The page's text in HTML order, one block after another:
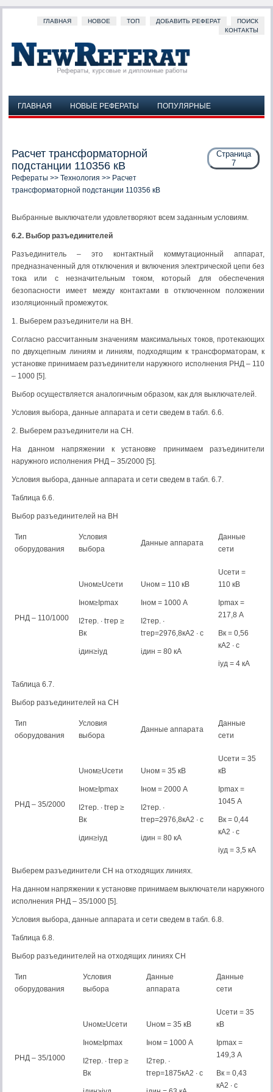
ГЛАВНАЯ НОВОЕ ТОП ДОБАВИТЬ РЕФЕРАТ
ПОИСК
КОНТАКТЫ
ГЛАВНАЯ НОВЫЕ РЕФЕРАТЫ
ПОПУЛЯРНЫЕ
Страница
7
Расчет трансформаторной
подстанции 110356 кВ
Рефераты >> Технология >> Расчет
трансформаторной подстанции 110356 кВ
Выбранные выключатели удовлетворяют всем заданным условиям.
6.2. Выбор разъединителей
Разъединитель – это контактный коммутационный аппарат,
предназначенный для отключения и включения электрической цепи без
тока или с незначительным током, который для обеспечения
безопасности имеет между контактами в отключенном положении
изоляционный промежуток.
1. Выберем разъединители на ВН.
Согласно рассчитанным значениям максимальных токов, протекающих
по двухцепным линиям и линиям, подходящим к трансформаторам, к
установке принимаем разъединители наружного исполнения РНД – 110
– 1000 [5].
Выбор осуществляется аналогичным образом, как для выключателей.
Условия выбора, данные аппарата и сети сведем в табл. 6.6.
2. Выберем разъединители на СН.
На данном напряжении к установке принимаем разъединители
наружного исполнения РНД – 35/2000 [5].
Условия выбора, данные аппарата и сети сведем в табл. 6.7.
Таблица 6.6.
Выбор разъединителей на ВН
Тип
оборудования
Условия
выбора
Данные аппарата
Данные
сети
РНД – 110/1000
Uном≥Uсети
Iном≥Iрmax
I2тер. ∙ tтер ≥
Bк
iдин≥iуд
Uном = 110 кВ
Iном = 1000 А
I2тер. ∙
tтер=2976,8кА2 ∙ с
iдин = 80 кА
Uсети =
110 кВ
Iрmax =
217,8 А
Bк = 0,56
кА2 ∙ с
iуд = 4 кА
Таблица 6.7.
Выбор разъединителей на СН
Тип
оборудования
Условия
выбора
Данные аппарата
Данные
сети
РНД – 35/2000
Uном≥Uсети
Iном≥Iрmax
I2тер. ∙ tтер ≥
Bк
iдин≥iуд
Uном = 35 кВ
Iном = 2000 А
I2тер. ∙
tтер=2976,8кА2 ∙ с
iдин = 80 кА
Uсети = 35
кВ
Iрmax =
1045 А
Bк = 0,44
кА2 ∙ с
iуд = 3,5 кА
Выберем разъединители СН на отходящих линиях.
На данном напряжении к установке принимаем выключатели наружного
исполнения РНД – 35/1000 [5].
Условия выбора, данные аппарата и сети сведем в табл. 6.8.
Таблица 6.8.
Выбор разъединителей на отходящих линиях СН
Тип
оборудования
Условия
выбора
Данные
аппарата
Данные
сети
РНД – 35/1000
Uном≥Uсети
Iном≥Iрmax
I2тер. ∙ tтер ≥
Bк
Uном = 35 кВ
Iном = 1000 А
I2тер. ∙
tтер=1875кА2 ∙ с
Uсети = 35
кВ
Iрmax =
149,3 А
Bк = 0,43
кА2 ∙ с